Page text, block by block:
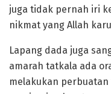
juga tidak pernah iri
nikmat yang Allah
Lapang dada juga
amarah tatkala ada
melakukan